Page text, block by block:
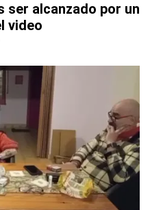
alcanzado por un
video